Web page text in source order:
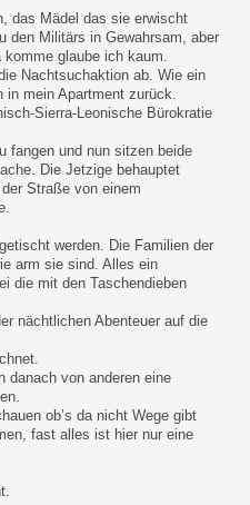
das Mädel das sie erwischt
den Militärs in Gewahrsam, aber
glaube ich kaum.
Nachtsuchaktion ab. Wie ein
mein Apartment zurück.
Sierra-Leonische Bürokratie
fangen und nun sitzen beide
Die Jetzige behauptet
Straße von einem
werden. Die Familien der
arm sie sind. Alles ein
die mit den Taschendieben
nächtlichen Abenteuer auf die
danach von anderen eine
ob’s da nicht Wege gibt
fast alles ist hier nur eine